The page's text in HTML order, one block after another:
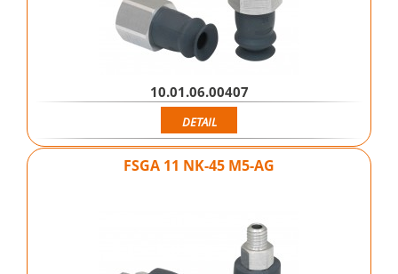
10.01.06.00407
DETAIL
FSGA 11 NK-45 M5-AG